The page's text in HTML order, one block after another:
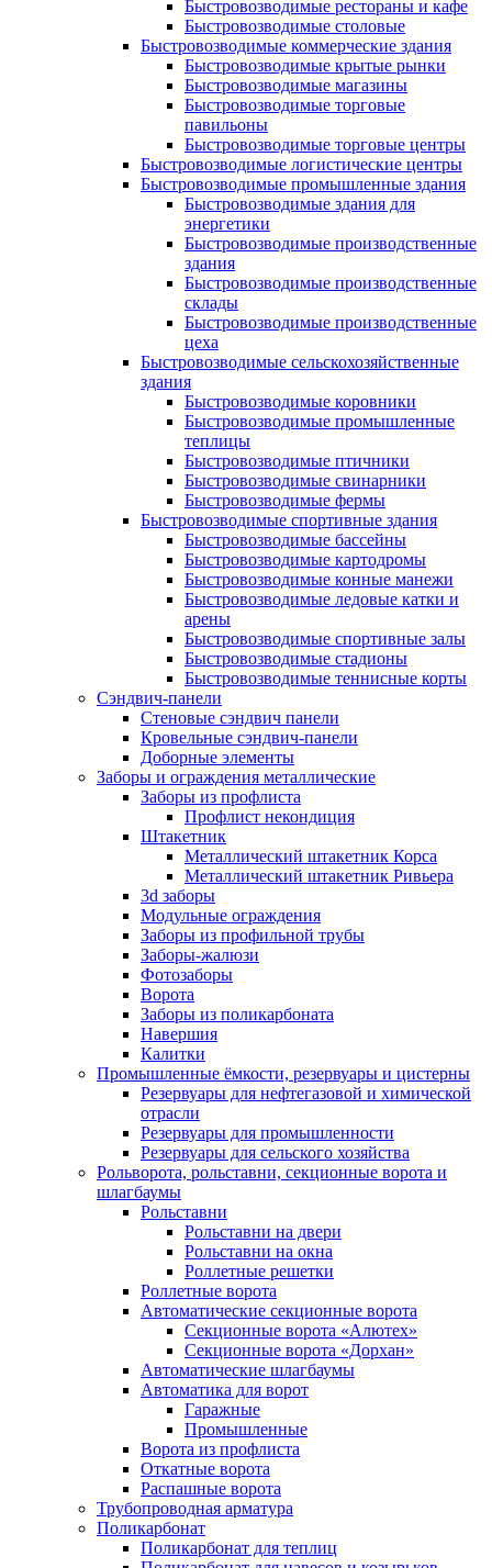
Быстровозводимые рестораны и кафе
Быстровозводимые столовые
Быстровозводимые коммерческие здания
Быстровозводимые крытые рынки
Быстровозводимые магазины
Быстровозводимые торговые
павильоны
Быстровозводимые торговые центры
Быстровозводимые логистические центры
Быстровозводимые промышленные здания
Быстровозводимые здания для
энергетики
Быстровозводимые производственные
здания
Быстровозводимые производственные
склады
Быстровозводимые производственные
цеха
Быстровозводимые сельскохозяйственные
здания
Быстровозводимые коровники
Быстровозводимые промышленные
теплицы
Быстровозводимые птичники
Быстровозводимые свинарники
Быстровозводимые фермы
Быстровозводимые спортивные здания
Быстровозводимые бассейны
Быстровозводимые картодромы
Быстровозводимые конные манежи
Быстровозводимые ледовые катки и
арены
Быстровозводимые спортивные залы
Быстровозводимые стадионы
Быстровозводимые теннисные корты
Сэндвич-панели
Стеновые сэндвич панели
Кровельные сэндвич-панели
Доборные элементы
Заборы и ограждения металлические
Заборы из профлиста
Профлист некондиция
Штакетник
Металлический штакетник Корса
Металлический штакетник Ривьера
3d заборы
Модульные ограждения
Заборы из профильной трубы
Заборы-жалюзи
Фотозаборы
Ворота
Заборы из поликарбоната
Навершия
Калитки
Промышленные ёмкости, резервуары и цистерны
Резервуары для нефтегазовой и химической
отрасли
Резервуары для промышленности
Резервуары для сельского хозяйства
Рольворота, рольставни, секционные ворота и
шлагбаумы
Рольставни
Рольставни на двери
Рольставни на окна
Роллетные решетки
Роллетные ворота
Автоматические секционные ворота
Секционные ворота «Алютех»
Секционные ворота «Дорхан»
Автоматические шлагбаумы
Автоматика для ворот
Гаражные
Промышленные
Ворота из профлиста
Откатные ворота
Распашные ворота
Трубопроводная арматура
Поликарбонат
Поликарбонат для теплиц